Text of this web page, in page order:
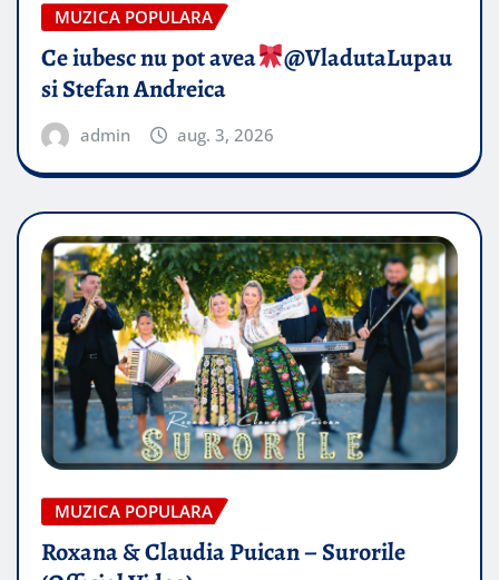
MUZICA POPULARA
Ce iubesc nu pot avea
​@VladutaLupau
si Stefan Andreica
admin aug. 3, 2026
MUZICA POPULARA
Roxana & Claudia Puican – Surorile